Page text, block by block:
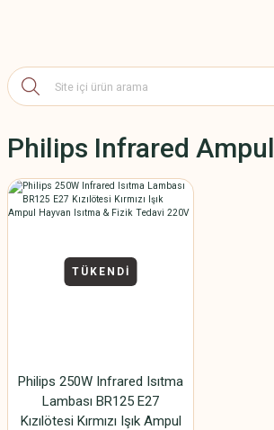
Philips Infrared Ampul
TÜKENDİ
Philips 250W Infrared Isıtma
Lambası BR125 E27
Kızılötesi Kırmızı Işık Ampul